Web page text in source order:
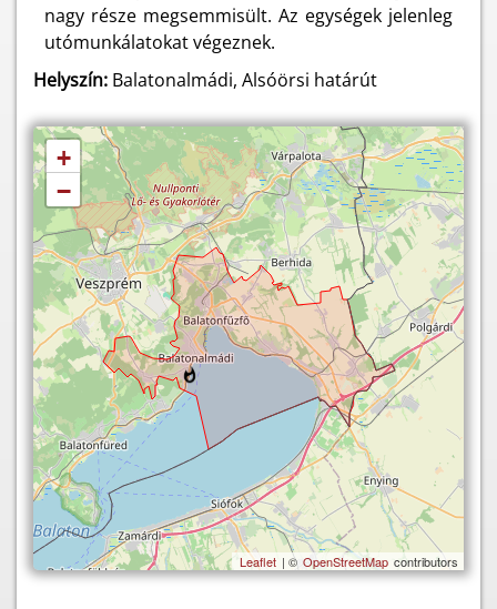
nagy része megsemmisült. Az egységek jelenleg
utómunkálatokat végeznek.
Helyszín: Balatonalmádi, Alsóörsi határút
+
−
Leaflet | © OpenStreetMap contributors